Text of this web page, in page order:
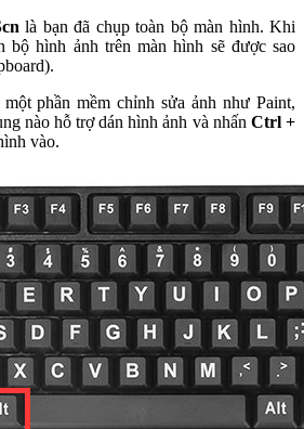
là bạn đã chụp toàn bộ màn hình. Khi
bộ hình ảnh trên màn hình sẽ được sao
phần mềm chỉnh sửa ảnh như Paint,
nào hỗ trợ dán hình ảnh và nhấn Ctrl +
vào.